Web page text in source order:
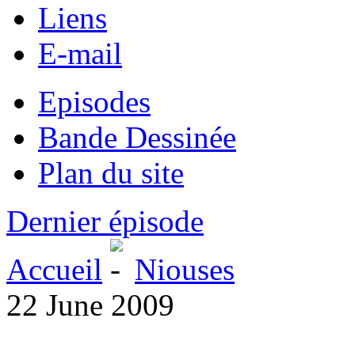
Liens
E-mail
Episodes
Bande Dessinée
Plan du site
Dernier épisode
Accueil
Niouses
22 June 2009